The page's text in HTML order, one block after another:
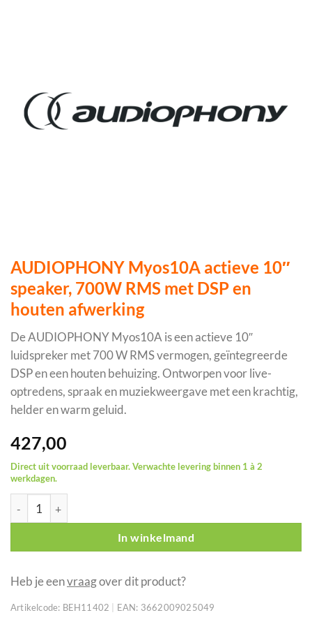
AUDIOPHONY Myos10A actieve 10″
speaker, 700W RMS met DSP en
houten afwerking
De AUDIOPHONY Myos10A is een actieve 10″
luidspreker met 700 W RMS vermogen, geïntegreerde
DSP en een houten behuizing. Ontworpen voor live-
optredens, spraak en muziekweergave met een krachtig,
helder en warm geluid.
427,00
Direct uit voorraad leverbaar. Verwachte levering binnen 1 à 2
werkdagen.
AUDIOPHONY Myos10A actieve 10" speaker, 700W RMS met
In winkelmand
Heb je eenvraagover dit product?
Artikelcode: BEH11402 EAN: 3662009025049